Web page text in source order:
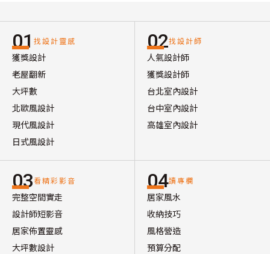
01 找設計靈感
獲獎設計
老屋翻新
大坪數
北歐風設計
現代風設計
日式風設計
02找設計師
人氣設計師
獲獎設計師
台北室內設計
台中室內設計
高雄室內設計
03看精彩影音
完整空間實走
設計師短影音
居家佈置靈感
大坪數設計
04讀專欄
居家風水
收納技巧
風格營造
預算分配